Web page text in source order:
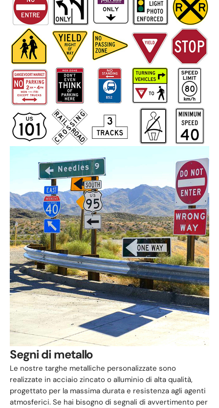
Segni di metallo
Le nostre targhe metalliche personalizzate sono
realizzate in acciaio zincato o alluminio di alta qualità,
progettato per la massima durata e resistenza agli agenti
atmosferici. Se hai bisogno di segnali di avvertimento per